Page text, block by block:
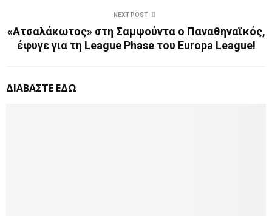
NEXT POST
«Ατσαλάκωτος» στη Σαμψούντα ο Παναθηναϊκός,
έφυγε για τη League Phase του Europa League!
ΔΙΑΒΑΣΤΕ ΕΔΩ